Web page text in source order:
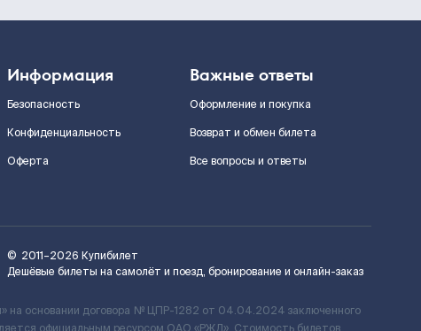
Информация
Безопасность
Конфиденциальность
Оферта
Важные ответы
Оформление и покупка
Возврат и обмен билета
Все вопросы и ответы
© 2011–2026 Купибилет
Дешёвые билеты на самолёт и поезд, бронирование и онлайн-заказ
основании договора № ЦПР-1282 от 04.04.2024 заключенного